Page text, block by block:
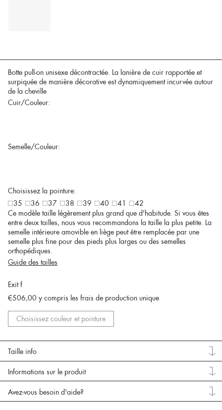
Botte pull-on unisexe décontractée. La lanière de cuir rapportée et
surpiquée de manière décorative est dynamiquement incurvée autour
de la cheville
Cuir/Couleur:
Semelle/Couleur:
Choisissez la pointure:
35
36 37 38 39 40 41
42
Ce modèle taille légèrement plus grand que d'habitude. Si vous êtes
entre deux tailles, nous vous recommandons la taille la plus petite. La
semelle intérieure amovible en liège peut être remplacée par une
semelle plus fine pour des pieds plus larges ou des semelles
orthopédiques.
Guide des tailles
Exit f
€506,00 y compris les frais de production unique
Choisissez couleur et pointure
Taille info
Informations sur le produit
Avez-vous besoin d'aide?